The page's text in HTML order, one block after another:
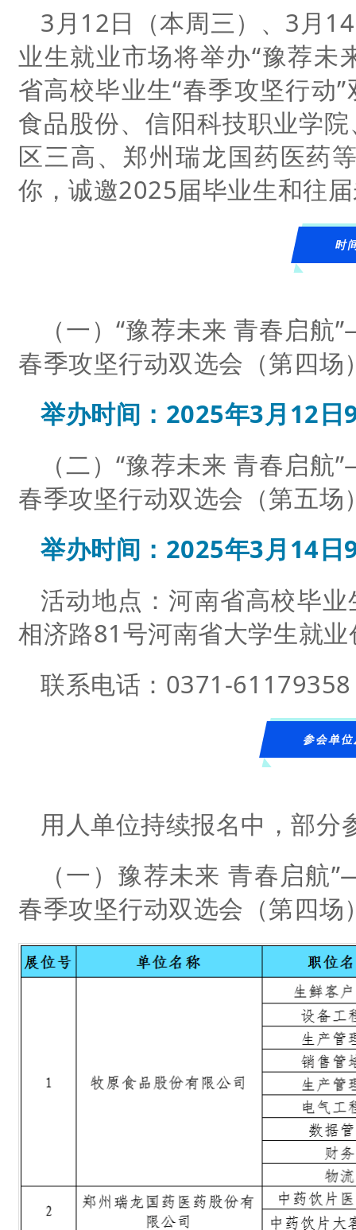
3月12日（本周三）、3月
业生就业市场将举办“豫荐
省高校毕业生“春季攻坚行动
食品股份、信阳科技职业学
区三高、郑州瑞龙国药医药
你，诚邀2025届毕业生和往
时
（一）“豫荐未来 青春启
春季攻坚行动双选会（第四场
举办时间：2025年3月12
（二）“豫荐未来 青春启
春季攻坚行动双选会（第五场
举办时间：2025年3月14
活动地点：河南省高校毕
相济路81号河南省大学生就
联系电话：0371-
参会单
用人单位持续报名中，部分
（一）豫荐未来 青春启
春季攻坚行动双选会（第四场